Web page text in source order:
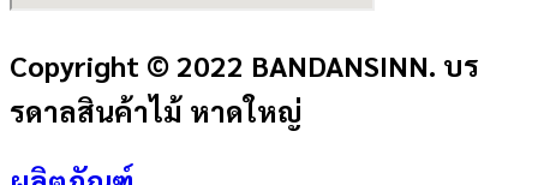
Copyright © 2022 BANDANSINN. บร
รดาลสินค้าไม้ หาดใหญ่